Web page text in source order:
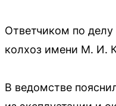
Ответчиком по
колхоз имени М. И.
В ведомстве